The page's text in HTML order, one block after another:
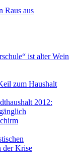
Raus aus
ist alter Wein
zum Haushalt
2012:
der Krise